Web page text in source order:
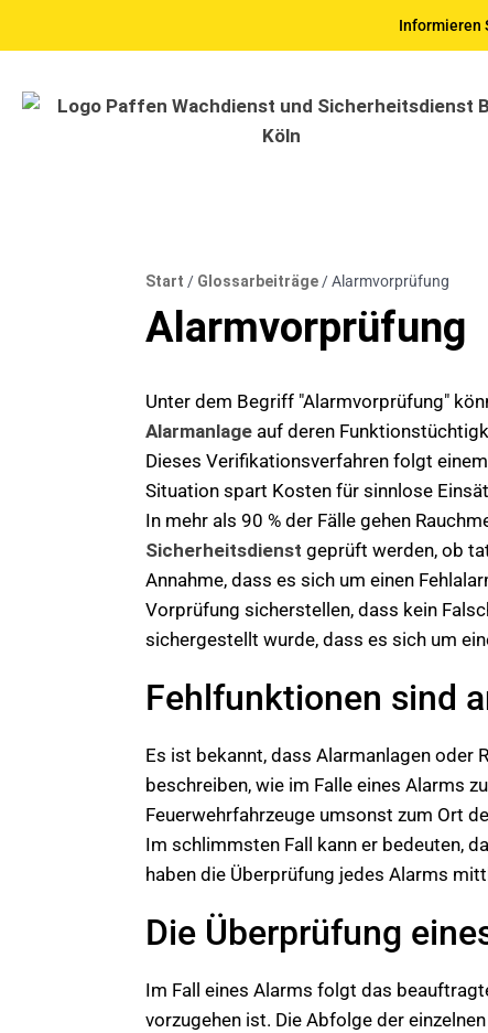
Informieren
Start / Glossarbeiträge /Alarmvorprüfung
Alarmvorprüfung
Unter dem Begriff "Alarmvorprüfung"
Alarmanlage auf deren
Dieses Verifikationsverfahren folgt
Situation spart Kosten für sinnlose
In mehr als 90 % der Fälle gehen
Sicherheitsdienst geprüft werden, ob
Annahme, dass es sich um einen
Vorprüfung sicherstellen, dass kein
sichergestellt wurde, dass es sich um
Fehlfunktionen sind
Es ist bekannt, dass Alarmanlagen oder
beschreiben, wie im Falle eines Alarms
Feuerwehrfahrzeuge umsonst zum Ort
Im schlimmsten Fall kann er bedeuten,
haben die Überprüfung jedes Alarms
Die Überprüfung
Im Fall eines Alarms folgt das
vorzugehen ist. Die Abfolge der